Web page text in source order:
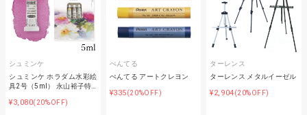
シュミンケ
シュミンケ ホラダム水彩絵
具2号（5ml） 永山裕子特…
¥3,080(20%OFF)
ぺんてる
ぺんてる アートクレヨン
¥335(20%OFF)
ターレンス
ターレンス メタルイーゼル
¥2,904(20%OFF)